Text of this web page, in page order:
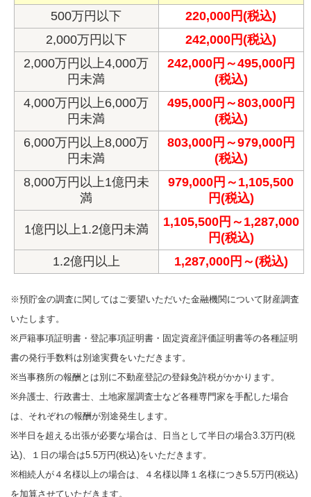
500万円以下
220,000円(税込)
2,000万円以下
242,000円(税込)
2,000万円以上4,000万
円未満
242,000円～495,000円
(税込)
4,000万円以上6,000万
円未満
495,000円～803,000円
(税込)
6,000万円以上8,000万
円未満
803,000円～979,000円
(税込)
8,000万円以上1億円未
満
979,000円～1,105,500
円(税込)
1億円以上1.2億円未満
1,105,500円～1,287,000
円(税込)
1.2億円以上
1,287,000円～(税込)
※預貯金の調査に関してはご要望いただいた金融機関について財産調査
いたします。
※戸籍事項証明書・登記事項証明書・固定資産評価証明書等の各種証明
書の発行手数料は別途実費をいただきます。
※当事務所の報酬とは別に不動産登記の登録免許税がかかります。
※弁護士、行政書士、土地家屋調査士など各種専門家を手配した場合
は、それぞれの報酬が別途発生します。
※半日を超える出張が必要な場合は、日当として半日の場合3.3万円(税
込)、１日の場合は5.5万円(税込)をいただきます。
※相続人が４名様以上の場合は、４名様以降１名様につき5.5万円(税込)
を加算させていただきます。